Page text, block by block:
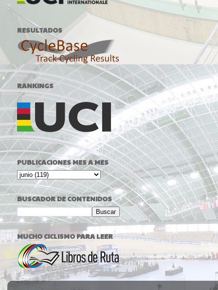
RESULTADOS
RANKINGS
PUBLICACIONES MES A MES
BUSCADOR DE CONTENIDOS
MUCHO CICLISMO PARA LEER